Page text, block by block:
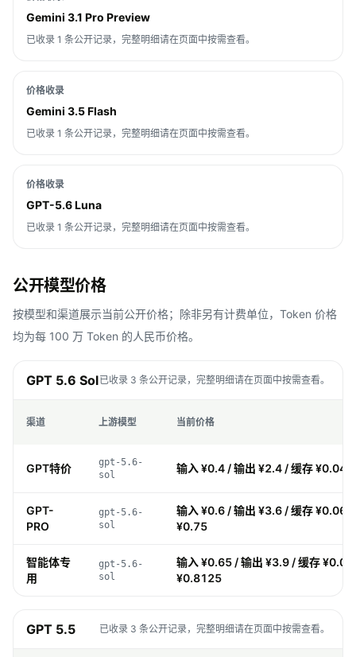
Gemini 3.1 Pro Preview
已收录 1 条公开记录，完整明细请在页面中按需查看。
价格收录
Gemini 3.5 Flash
已收录 1 条公开记录，完整明细请在页面中按需查看。
价格收录
GPT-5.6 Luna
已收录 1 条公开记录，完整明细请在页面中按需查看。
公开模型价格
按模型和渠道展示当前公开价格；除非另有计费单位，Token 价格
均为每 100 万 Token 的人民币价格。
GPT 5.6 Sol已收录 3 条公开记录，完整明细请在页面中按需查看。
渠道 上游模型 当前价格
GPT特价
gpt-5.6-
sol
输入 ¥0.4 / 输出 ¥2.4 / 缓存 ¥0.04 /
GPT-
PRO
gpt-5.6-
sol
输入 ¥0.6 / 输出 ¥3.6 / 缓存 ¥0.06 /
¥0.75
智能体专
用
gpt-5.6-
sol
输入 ¥0.65 / 输出 ¥3.9 / 缓存
¥0.8125
GPT 5.5 已收录 3 条公开记录，完整明细请在页面中按需查看。